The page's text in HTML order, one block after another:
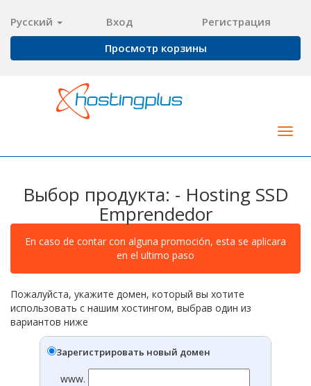
Русский Вход
Регистрация
Просмотр корзины
Выбор продукта: - Hosting SSD
Emprendedor
En caso de contar con alguna promoción, esta se aplicara
en el ultimo paso
Пожалуйста, укажите домен, который вы хотите
использовать с нашим хостингом, выбрав один из
вариантов ниже
Зарегистрировать новый домен
www.